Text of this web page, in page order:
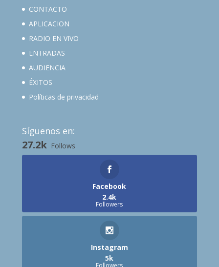
CONTACTO
APLICACION
RADIO EN VIVO
ENTRADAS
AUDIENCIA
ÉXITOS
Políticas de privacidad
Síguenos en:
27.2k Follows
Facebook
2.4k
Followers
Instagram
5k
Followers